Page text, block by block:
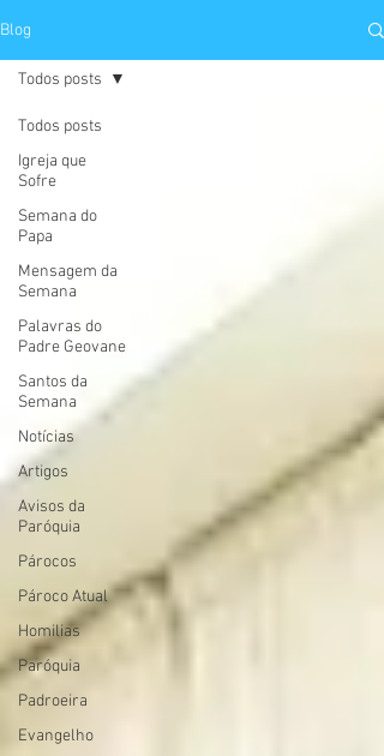
Blog
Todos posts
Igreja que
Sofre
Semana do
Papa
Mensagem da
Semana
Palavras do
Padre Geovane
Santos da
Semana
Notícias
Artigos
Avisos da
Paróquia
Párocos
Pároco Atual
Homilias
Paróquia
Padroeira
Evangelho
Todos posts